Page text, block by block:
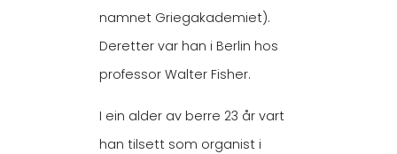
namnet Griegakademiet).
Deretter var han i Berlin hos
professor Walter Fisher.
I ein alder av berre 23 år vart
han tilsett som organist i